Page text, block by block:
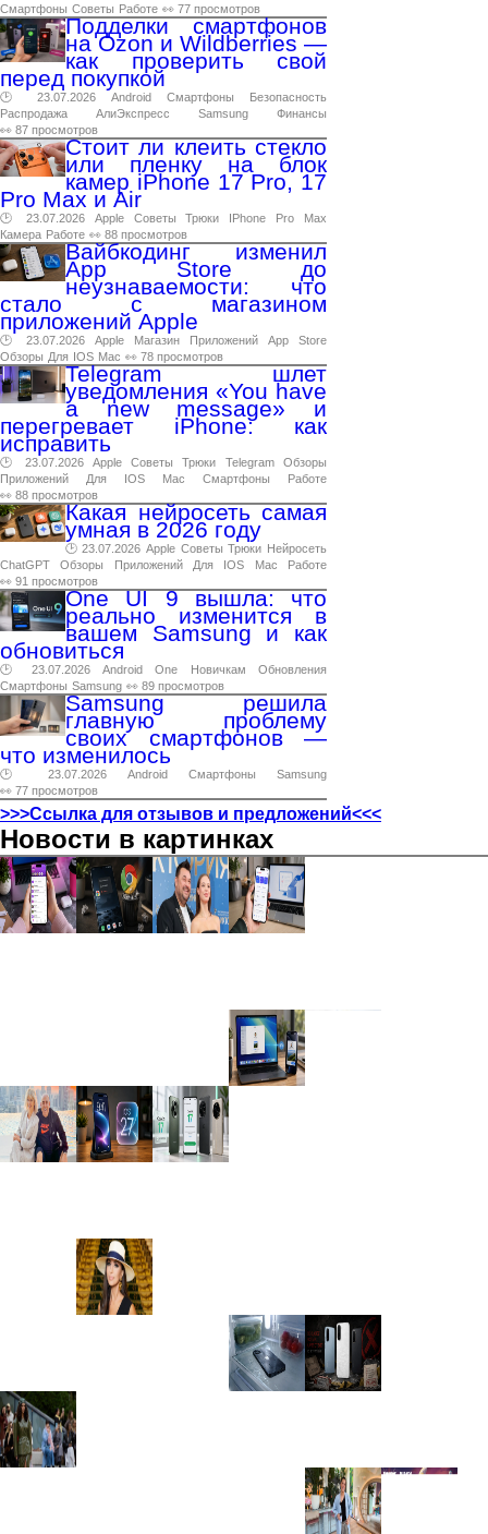
Смартфоны Советы Работе 👀 77 просмотров
Подделки смартфонов
на Ozon и Wildberries —
как проверить свой
перед покупкой
🕑 23.07.2026 Android Смартфоны
Безопасность
Распродажа
АлиЭкспресс Samsung
Финансы
👀 87 просмотров
Стоит ли клеить стекло
или пленку на блок
камер iPhone 17 Pro, 17
Pro Max и Air
🕑 23.07.2026 Apple Советы Трюки IPhone Pro
Max
Камера Работе 👀 88 просмотров
Вайбкодинг изменил
App Store до
неузнаваемости: что
стало с магазином
приложений Apple
🕑 23.07.2026 Apple Магазин Приложений App
Store
Обзоры Для IOS Mac 👀 78 просмотров
Telegram шлет
уведомления «You have
a new message» и
перегревает iPhone: как
исправить
🕑 23.07.2026 Apple Советы Трюки Telegram
Обзоры
Приложений
Для IOS Mac Смартфоны
Работе
👀 88 просмотров
Какая нейросеть самая
умная в 2026 году
🕑 23.07.2026 Apple Советы Трюки Нейросеть
ChatGPT
Обзоры Приложений Для IOS Mac
Работе
👀 91 просмотров
One UI 9 вышла: что
реально изменится в
вашем Samsung и как
обновиться
🕑 23.07.2026 Android One Новичкам
Обновления
Смартфоны Samsung 👀 89 просмотров
Samsung решила
главную проблему
своих смартфонов —
что изменилось
🕑 23.07.2026 Android Смартфоны
Samsung
👀 77 просмотров
>>>Ссылка для отзывов и предложений<<<
Новости в картинках